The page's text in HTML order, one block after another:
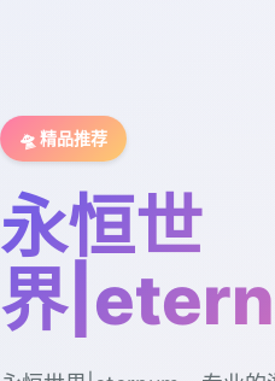
🛸 精品推荐
永恒世
界